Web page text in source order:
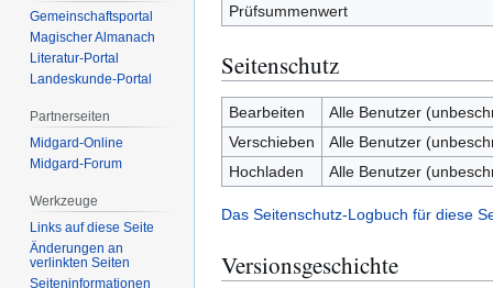
Prüfsummenwert
Seitenschutz
Bearbeiten
Alle Benutzer
Verschieben
Alle Benutzer
Hochladen
Alle Benutzer
Das Seitenschutz-Logbuch für diese
Versionsgeschichte
Gemeinschafts­portal
Magischer Almanach
Literatur-Portal
Landeskunde-Portal
Partnerseiten
Midgard-Online
Midgard-Forum
Werkzeuge
Links auf diese Seite
Änderungen an
verlinkten Seiten
Seiten­­informationen